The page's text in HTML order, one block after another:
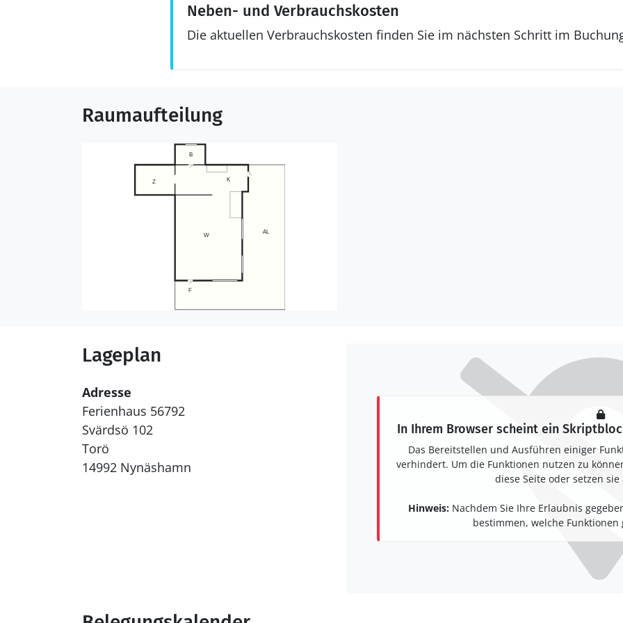
Neben- und Verbrauchskosten
Die aktuellen Verbrauchskosten finden Sie im nächsten Schritt im
Raumaufteilung
Lageplan
Adresse
Ferienhaus 56792
Svärdsö 102
Torö
14992 Nynäshamn
In Ihrem Browser scheint ein
Das Bereitstellen und Ausführen einiger
verhindert. Um die Funktionen nutzen zu
diese Seite oder setzen
Hinweis:Nachdem Sie Ihre Erlaubnis
bestimmen, welche